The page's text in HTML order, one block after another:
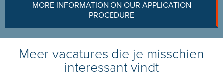
MORE INFORMATION ON OUR APPLICATION
PROCEDURE
Meer vacatures die je misschien
interessant vindt